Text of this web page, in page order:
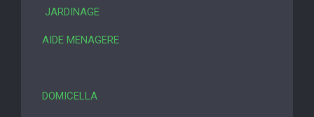
JARDINAGE
AIDE MENAGERE
DOMICELLA